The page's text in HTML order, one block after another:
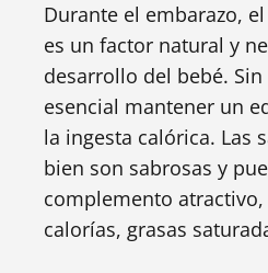
Durante el embarazo,
es un factor natural y
desarrollo del bebé.
esencial mantener un
la ingesta calórica. Las
bien son sabrosas y
complemento
calorías, grasas